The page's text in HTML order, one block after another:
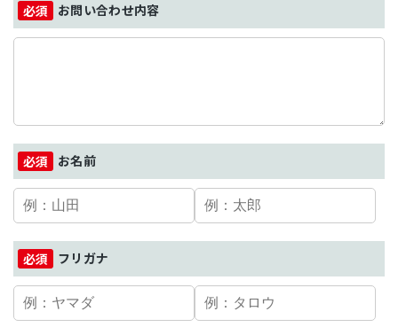
お問い合わせ内容
お名前
フリガナ